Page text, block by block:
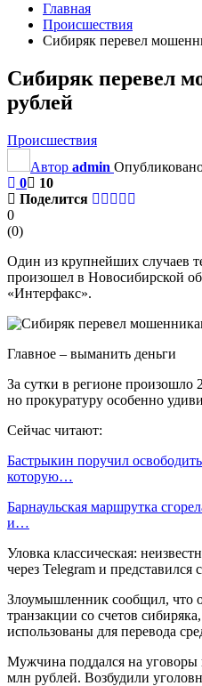
Главная
Происшествия
Сибиряк перевел
Сибиряк перевел
рублей
Происшествия
Автор admin
0
10
Поделится
0
(0)
Один из крупнейших случаев
произошел в Новосибирской
«Интерфакс».
Главное – выманить деньги
За сутки в регионе произошло
но прокуратуру особенно
Сейчас читают:
Бастрыкин поручил
которую…
Барнаульская маршрутка
и…
Уловка классическая:
через Telegram и
Злоумышленник сообщил, что
транзакции со счетов
использованы для перевода
Мужчина поддался на уговоры
млн рублей. Возбудили